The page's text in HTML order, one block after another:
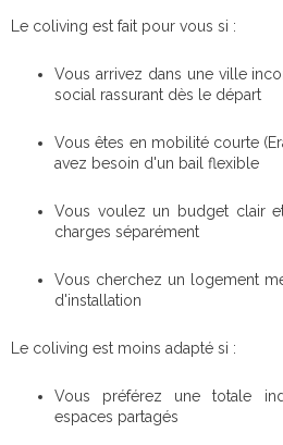
Le coliving est fait pour vous si :
Vous arrivez dans une ville
social rassurant dès le départ
Vous êtes en mobilité courte
avez besoin d'un bail flexible
Vous voulez un budget clair
charges séparément
Vous cherchez un logement
d'installation
Le coliving est moins adapté si :
Vous préférez une totale
espaces partagés